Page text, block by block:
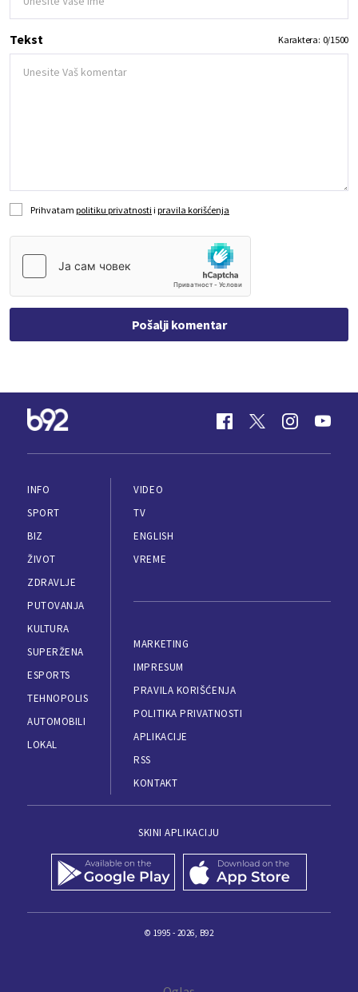
Tekst Karaktera: 0/1500
Prihvatam politiku privatnosti i pravila korišćenja
Pošalji komentar
INFO
SPORT
BIZ
ŽIVOT
ZDRAVLJE
PUTOVANJA
KULTURA
SUPERŽENA
ESPORTS
TEHNOPOLIS
AUTOMOBILI
LOKAL
VIDEO
TV
ENGLISH
VREME
MARKETING
IMPRESUM
PRAVILA KORIŠĆENJA
POLITIKA PRIVATNOSTI
APLIKACIJE
RSS
KONTAKT
SKINI APLIKACIJU
© 1995 - 2026, B92